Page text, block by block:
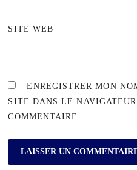
SITE WEB
ENREGISTRER MON
SITE DANS LE
COMMENTAIRE.